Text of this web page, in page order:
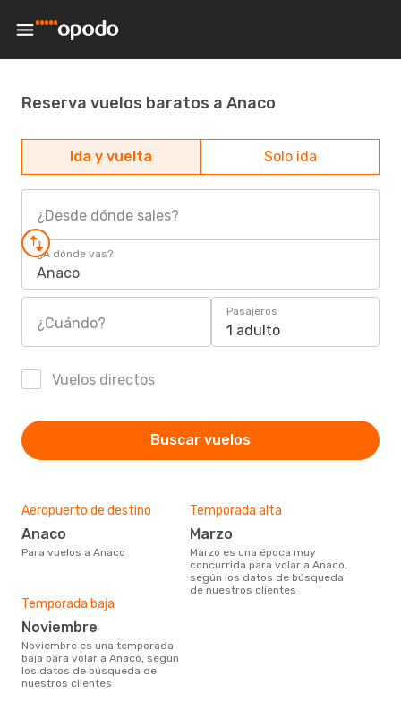
Reserva vuelos baratos a Anaco
Ida y vuelta Solo ida
¿Desde dónde sales?
¿A dónde vas?
Anaco
¿Cuándo?
Pasajeros
1 adulto
Vuelos directos
Buscar vuelos
Aeropuerto de destino
Anaco
Para vuelos a Anaco
Temporada alta
marzo
marzo es una época muy
concurrida para volar a Anaco,
según los datos de búsqueda
de nuestros clientes
Temporada baja
noviembre
noviembre es una temporada
baja para volar a Anaco, según
los datos de búsqueda de
nuestros clientes